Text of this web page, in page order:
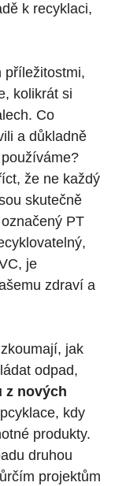
k recyklaci,
příležitostmi,
kolikrát si
Co
a důkladně
že ne každý
skutečně
PT
je
zdraví a
jak
odpad,
z nových
kdy
produkty.
druhou
projektům